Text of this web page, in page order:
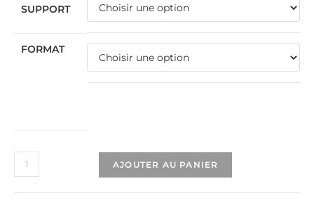
SUPPORT
FORMAT
AJOUTER AU PANIER